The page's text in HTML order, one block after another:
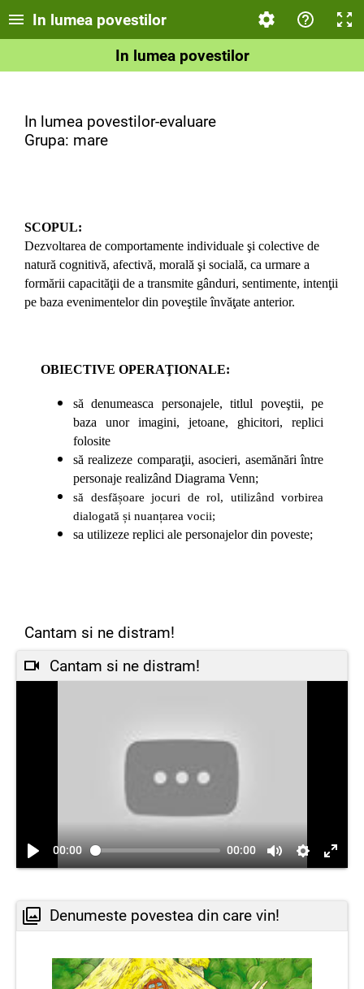
In lumea povestilor
In lumea povestilor
In lumea povestilor-evaluare
Grupa: mare
SCOPUL:
Dezvoltarea de comportamente individuale şi colective de
natură cognitivă, afectivă, morală şi socială, ca urmare a
formării capacităţii de a transmite gânduri, sentimente, intenţii
pe baza evenimentelor din poveştile învăţate anterior.
OBIECTIVE OPERAŢIONALE:
să denumeasca personajele, titlul poveştii, pe
baza unor imagini, jetoane, ghicitori, replici
folosite
să realizeze comparaţii, asocieri, asemănări între
personaje realizând Diagrama Venn;
să desfășoare jocuri de rol, utilizând vorbirea
dialogată și nuanțarea vocii;
sa utilizeze replici ale personajelor din poveste;
Cantam si ne distram!
Cantam si ne distram!
00:00 00:00
Denumeste povestea din care vin!